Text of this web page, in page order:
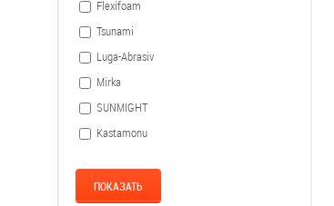
Flexifoam
Tsunami
Luga-Abrasiv
Mirka
SUNMIGHT
Kastamonu